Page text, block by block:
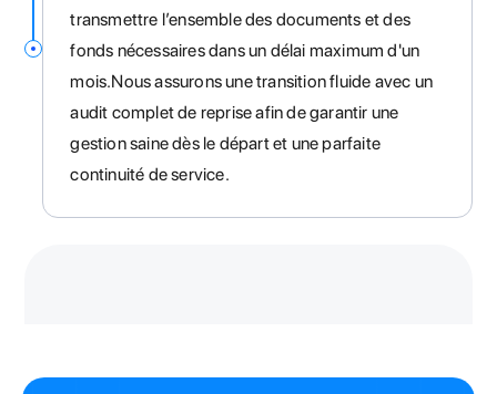
transmettre l’ensemble des documents et des
fonds nécessaires dans un délai maximum d'un
mois.Nous assurons une transition fluide avec un
audit complet de reprise afin de garantir une
gestion saine dès le départ et une parfaite
continuité de service.